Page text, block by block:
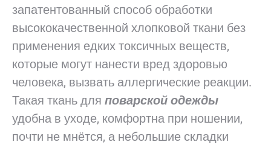
запатентованный способ обработки
высококачественной хлопковой ткани без
применения едких токсичных веществ,
которые могут нанести вред здоровью
человека, вызвать аллергические реакции.
Такая ткань для поварской одежды
удобна в уходе, комфортна при ношении,
почти не мнётся, а небольшие складки